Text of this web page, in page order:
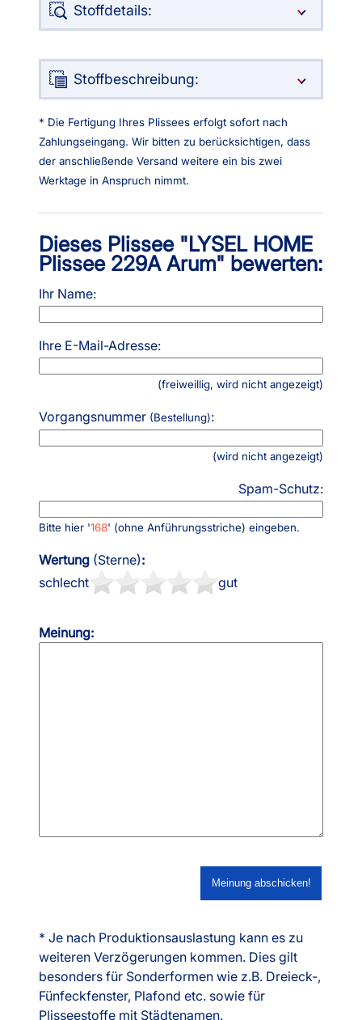
Stoffdetails:
Stoffbeschreibung:
* Die Fertigung Ihres Plissees erfolgt sofort nach
Zahlungseingang. Wir bitten zu berücksichtigen, dass
der anschließende Versand weitere ein bis zwei
Werktage in Anspruch nimmt.
Dieses Plissee "LYSEL HOME
Plissee 229A Arum" bewerten:
Ihr Name:
Ihre E-Mail-Adresse:
(freiweillig, wird nicht angezeigt)
Vorgangsnummer (Bestellung):
(wird nicht angezeigt)
Spam-Schutz:
Bitte hier '168' (ohne Anführungsstriche) eingeben.
Wertung (Sterne):
schlecht
gut
Meinung:
* Je nach Produktionsauslastung kann es zu
weiteren Verzögerungen kommen. Dies gilt
besonders für Sonderformen wie z.B. Dreieck-,
Fünfeckfenster, Plafond etc. sowie für
Plisseestoffe mit Städtenamen.